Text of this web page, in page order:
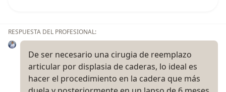
RESPUESTA DEL PROFESIONAL:
De ser necesario una cirugia de reemplazo
articular por displasia de caderas, lo ideal es
hacer el procedimiento en la cadera que más